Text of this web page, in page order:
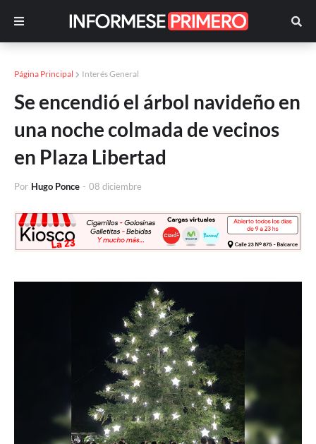
Página Principal Interés General
Se encendió el árbol navideño en
una noche colmada de vecinos
en Plaza Libertad
Por Hugo Ponce - 08 diciembre